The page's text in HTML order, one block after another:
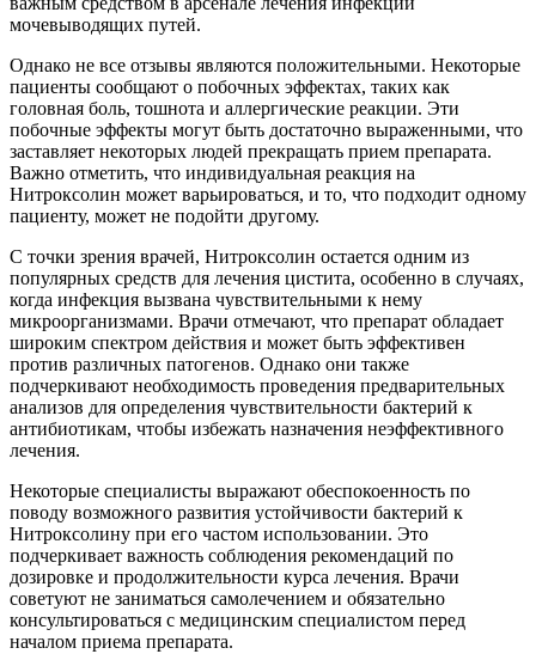
мочевыводящих путей.
Однако не все отзывы являются положительными. Некоторые
пациенты сообщают о побочных эффектах, таких как
головная боль, тошнота и аллергические реакции. Эти
побочные эффекты могут быть достаточно выраженными, что
заставляет некоторых людей прекращать прием препарата.
Важно отметить, что индивидуальная реакция на
Нитроксолин может варьироваться, и то, что подходит одному
пациенту, может не подойти другому.
С точки зрения врачей, Нитроксолин остается одним из
популярных средств для лечения цистита, особенно в случаях,
когда инфекция вызвана чувствительными к нему
микроорганизмами. Врачи отмечают, что препарат обладает
широким спектром действия и может быть эффективен
против различных патогенов. Однако они также
подчеркивают необходимость проведения предварительных
анализов для определения чувствительности бактерий к
антибиотикам, чтобы избежать назначения неэффективного
лечения.
Некоторые специалисты выражают обеспокоенность по
поводу возможного развития устойчивости бактерий к
Нитроксолину при его частом использовании. Это
подчеркивает важность соблюдения рекомендаций по
дозировке и продолжительности курса лечения. Врачи
советуют не заниматься самолечением и обязательно
консультироваться с медицинским специалистом перед
началом приема препарата.